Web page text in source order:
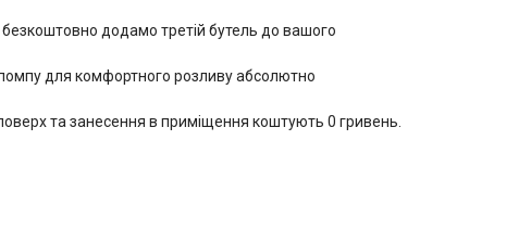
додамо третій бутель до вашого
для комфортного розливу абсолютно
та занесення в приміщення коштують 0 гривень.
осіб та комерційних організацій у таких